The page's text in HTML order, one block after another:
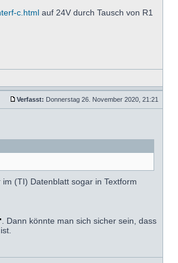
c.html auf 24V durch Tausch von R1
Verfasst: Donnerstag 26. November 2020, 21:21
(TI) Datenblatt sogar in Textform
. Dann könnte man sich sicher sein, dass